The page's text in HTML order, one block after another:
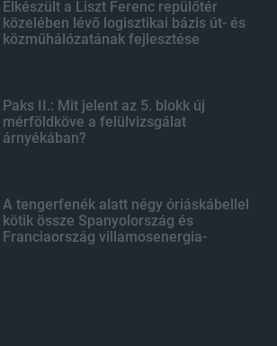
Elkészült a Liszt Ferenc repülőtér
közelében lévő logisztikai bázis út- és
közműhálózatának fejlesztése
Paks II.: Mit jelent az 5. blokk új
mérföldköve a felülvizsgálat
árnyékában?
A tengerfenék alatt négy óriáskábellel
kötik össze Spanyolország és
Franciaország villamosenergia-